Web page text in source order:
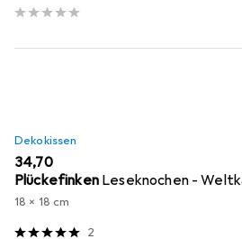
Dekokissen
EUR
34,70
Plückefinken Leseknochen -
18 x 18 cm
2